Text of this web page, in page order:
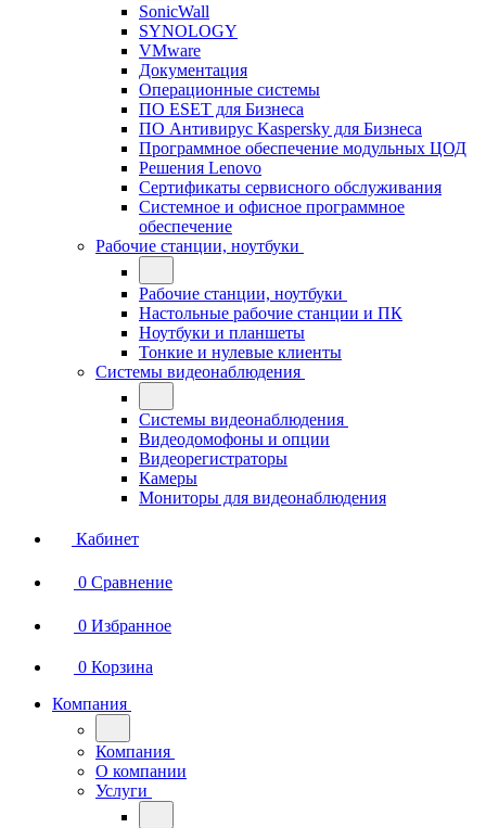
SonicWall
SYNOLOGY
VMware
Документация
Операционные системы
ПО ESET для Бизнеса
ПО Антивирус Kaspersky для Бизнеса
Программное обеспечение модульных ЦОД
Решения Lenovo
Сертификаты сервисного обслуживания
Системное и офисное программное
обеспечение
Рабочие станции, ноутбуки
Рабочие станции, ноутбуки
Настольные рабочие станции и ПК
Ноутбуки и планшеты
Тонкие и нулевые клиенты
Системы видеонаблюдения
Системы видеонаблюдения
Видеодомофоны и опции
Видеорегистраторы
Камеры
Мониторы для видеонаблюдения
Кабинет
0 Сравнение
0 Избранное
0 Корзина
Компания
Компания
О компании
Услуги